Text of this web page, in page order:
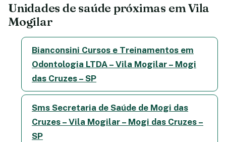
Unidades de saúde próximas em Vila
Mogilar
Bianconsini Cursos e Treinamentos em
Odontologia LTDA – Vila Mogilar – Mogi
das Cruzes – SP
Sms Secretaria de Saúde de Mogi das
Cruzes – Vila Mogilar – Mogi das Cruzes –
SP